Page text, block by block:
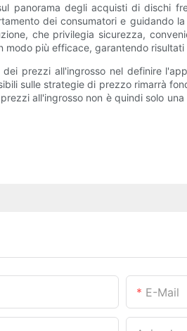
panorama degli acquisti di dischi
dei consumatori e guidando
che privilegia sicurezza,
più efficace, garantendo
prezzi all'ingrosso nel definire
sulle strategie di prezzo rimarrà
all'ingrosso non è quindi solo
E-Mail